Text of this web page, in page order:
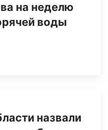
на неделю
воды
назвали